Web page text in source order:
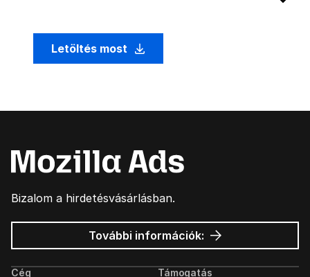
Letöltés most
Bizalom a hirdetésvásárlásban.
További információk: Mozilla
hirdetések
Cég Támogatás